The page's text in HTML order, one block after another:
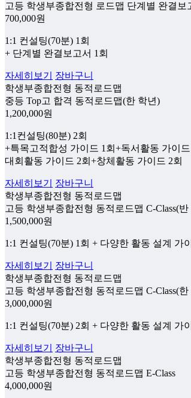
고등 학생부종합전형 로드맵 단계별 완결보
700,000원
1:1 컨설팅(70분) 1회
+ 단계별 완결보고서 1회
자세히보기
장바구니
학생부종합전형 동적로드맵
중등 Top고 합격 동적로드맵(한 학년)
1,200,000원
1:1컨설팅(80분) 2회
+특목고적합성 가이드 1회+독서활동 가이드
대회활동 가이드 2회+창체활동 가이드 2회
자세히보기
장바구니
학생부종합전형 동적로드맵
고등 학생부종합전형 동적로드맵 C-Class(반
1,500,000원
1:1 컨설팅(70분) 1회 + 다양한 활동 설계 가
자세히보기
장바구니
학생부종합전형 동적로드맵
고등 학생부종합전형 동적로드맵 C-Class(한
3,000,000원
1:1 컨설팅(70분) 2회 + 다양한 활동 설계 가
자세히보기
장바구니
학생부종합전형 동적로드맵
고등 학생부종합전형 동적로드맵 E-Class
4,000,000원